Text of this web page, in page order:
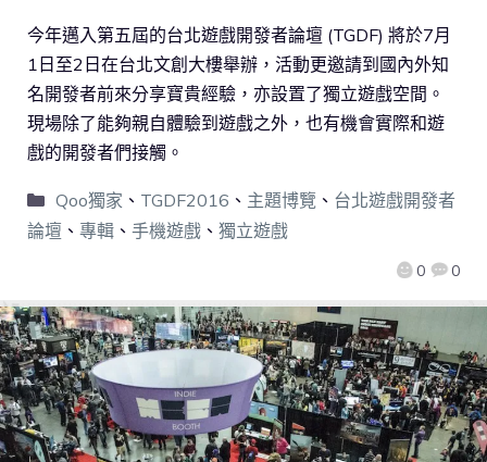
0 0
今年邁入第五屆的台北遊戲開發者論壇 (TGDF) 將於7月
1日至2日在台北文創大樓舉辦，活動更邀請到國內外知
名開發者前來分享寶貴經驗，亦設置了獨立遊戲空間。
現場除了能夠親自體驗到遊戲之外，也有機會實際和遊
戲的開發者們接觸。
Qoo獨家 、 TGDF2016 、 主題博覽 、 台北遊戲開發者
論壇 、 專輯 、 手機遊戲 、 獨立遊戲